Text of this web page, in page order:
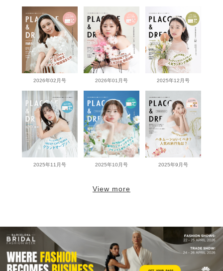
2026年02月号 2026年01月号 2025年12月号
2025年11月号 2025年10月号 2025年9月号
View more